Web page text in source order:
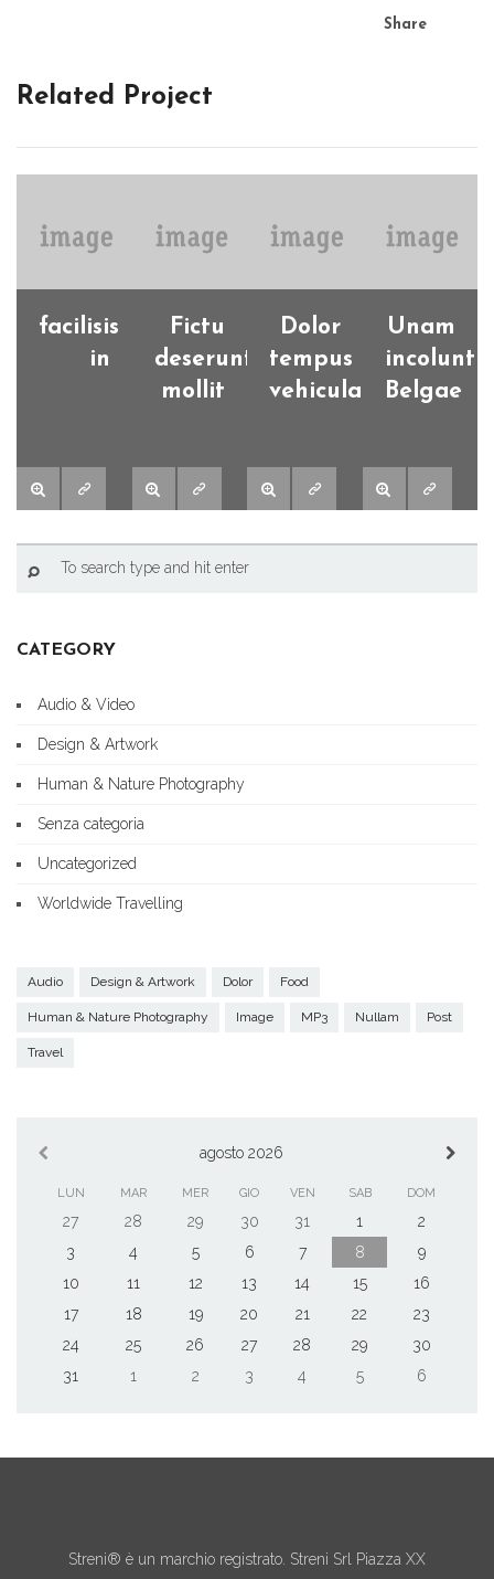
Share
Related Project
facilisis
in
Fictu
deserunt
mollit
Dolor
tempus
vehicula
Unam
incolunt
Belgae
CATEGORY
Audio & Video
Design & Artwork
Human & Nature Photography
Senza categoria
Uncategorized
Worldwide Travelling
Audio Design & Artwork Dolor Food
Human & Nature Photography Image MP3 Nullam Post
Travel
agosto 2026
LUN MAR MER GIO VEN SAB DOM
27 28 29 30 31 1
2
3
4 5 6 7 8
9
10
11 12 13 14 15
16
17
18 19 20 21 22
23
24
25 26 27 28 29
30
31
1 2 3 4 5 6
Streni® è un marchio registrato. Streni Srl Piazza XX